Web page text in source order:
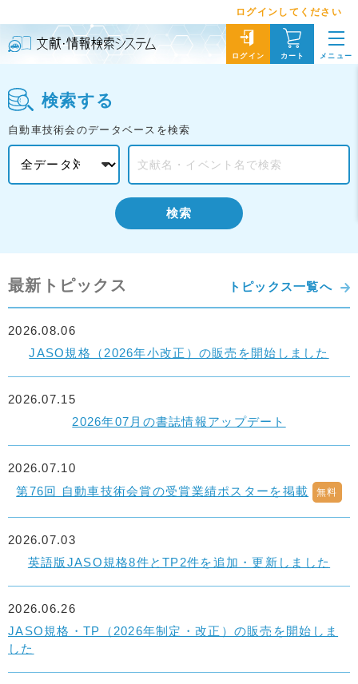
ログインしてください
ログイン カート メニュー
検索する
自動車技術会のデータベースを検索
検索
最新トピックス トピックス一覧へ
JASO規格（2026年小改正）の販売を開始しました
2026.08.06
2026年07月の書誌情報アップデート
2026.07.15
第76回 自動車技術会賞の受賞業績ポスターを掲載 無料
2026.07.10
英語版JASO規格8件とTP2件を追加・更新しました
2026.07.03
JASO規格・TP（2026年制定・改正）の販売を開始しま
した
2026.06.26